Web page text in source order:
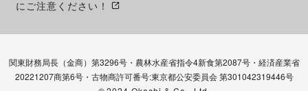
にご注意ください！
関東財務局長（金商）第3296号・農林水産省指令4新食第2087号・経済産業省
20221207商第6号・古物商許可番号:東京都公安委員会 第301042319446号